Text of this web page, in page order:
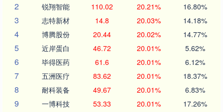
2 锐翔智能 110.02 20.21% 16.80%
3 志特新材 14.8 20.03% 14.18%
4 博腾股份 20.44 20.02% 14.77%
5 近岸蛋白 46.72 20.01% 5.62%
6 毕得医药 61.6 20.01% 6.12%
7 五洲医疗 83.62 20.01% 18.37%
8 耐科装备 49.67 20.01% 6.83%
9 一博科技 53.33 20.01% 17.26%